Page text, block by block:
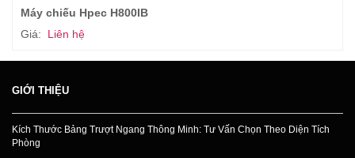
Máy chiếu Hpec H800IB
Giá: Liên hệ
GIỚI THIỆU
Kích Thước Bảng Trượt Ngang Thông Minh: Tư Vấn Chọn Theo Diện Tích
Phòng